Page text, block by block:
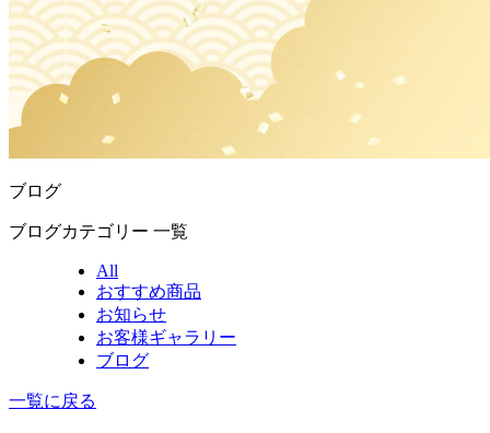
ブログ
ブログカテゴリー 一覧
All
おすすめ商品
お知らせ
お客様ギャラリー
ブログ
一覧に戻る